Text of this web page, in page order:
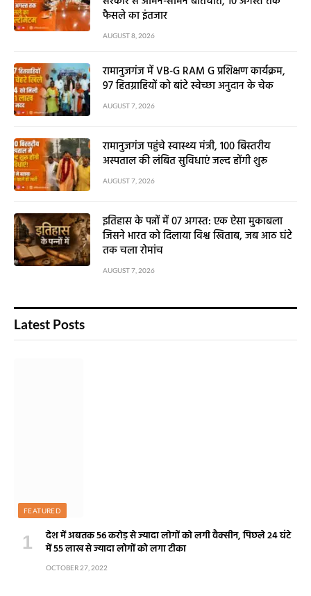
फैसले का इंतजार
AUGUST 8, 2026
रामानुजगंज में VB-G RAM G प्रशिक्षण कार्यक्रम,
97 हितग्राहियों को बांटे स्वेच्छा अनुदान के चेक
AUGUST 7, 2026
रामानुजगंज पहुंचे स्वास्थ्य मंत्री, 100 बिस्तरीय
अस्पताल की लंबित सुविधाएं जल्द होंगी शुरू
AUGUST 7, 2026
इतिहास के पन्नों में 07 अगस्त: एक ऐसा मुकाबला
जिसने भारत को दिलाया विश्व खिताब, जब आठ घंटे
तक चला रोमांच
AUGUST 7, 2026
Latest Posts
FEATURED
देश में अबतक 56 करोड़ से ज्यादा लोगों को लगी वैक्सीन, पिछले 24 घंटे
में 55 लाख से ज्यादा लोगों को लगा टीका
OCTOBER 27, 2022